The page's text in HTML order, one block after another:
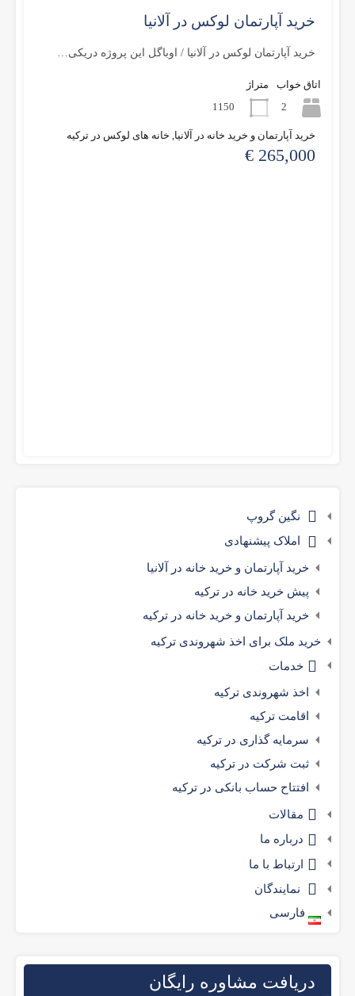
خرید آپارتمان لوکس در آلانیا
خرید آپارتمان لوکس در آلانیا / اوباگل این پروژه دریکی…
اتاق خواب
2
متراژ
1150
خرید آپارتمان و خرید خانه در آلانیا, خانه های لوکس در ترکیه
265,000 €
نگین گروپ
املاک پیشنهادی
خرید آپارتمان و خرید خانه در آلانیا
پیش خرید خانه در ترکیه
خرید آپارتمان و خرید خانه در ترکیه
خرید ملک برای اخذ شهروندی ترکیه
خدمات
اخذ شهروندی ترکیه
اقامت ترکیه
سرمایه گذاری در ترکیه
ثبت شرکت در ترکیه
افتتاح حساب بانکی در ترکیه
مقالات
درباره ما
ارتباط با ما
نمایندگان
فارسی
دریافت مشاوره رایگان